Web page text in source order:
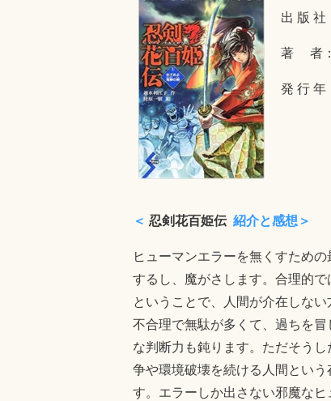
出 版 社
著 者
発 行 年
＜ 忍剣花百姫伝 紹介と感想＞
ヒューマンエラーを無くすため
するし、魔がさします。合理的
ということで、人間が介在しな
不合理で無駄が多くて、過ちを
な判断力も鈍ります。ただそう
争や環境破壊を続ける人間とい
す。エラーしか出さない邪魔な